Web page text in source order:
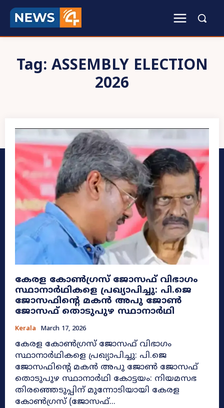
Tag: ASSEMBLY ELECTION
2026
കേരള കോൺഗ്രസ് ജോസഫ് വിഭാഗം
സ്ഥാനാർഥികളെ പ്രഖ്യാപിച്ചു: പി.ജെ
ജോസഫിന്റെ മകൻ അപു ജോൺ
ജോസഫ് തൊടുപുഴ സ്ഥാനാർഥി
Kerala March 17, 2026
കേരള കോൺഗ്രസ് ജോസഫ് വിഭാഗം
സ്ഥാനാർഥികളെ പ്രഖ്യാപിച്ചു: പി.ജെ
ജോസഫിന്റെ മകൻ അപു ജോൺ ജോസഫ്
തൊടുപുഴ സ്ഥാനാർഥി കോട്ടയം: നിയമസഭ
തിരഞ്ഞെടുപ്പിന് മുന്നോടിയായി കേരള
കോൺഗ്രസ് (ജോസഫ്...